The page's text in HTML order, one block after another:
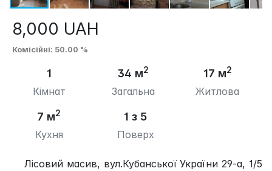
8,000 UAH
Комісійні: 50.00 %
1
Кімнат
34 м2
Загальна
17 м2
Житлова
7 м2
Кухня
1 з 5
Поверх
Лісовий масив, вул.Кубанської України 29-а, 1/5